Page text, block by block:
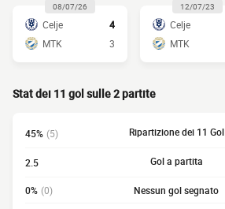
08/07/26
Celje
4
MTK
3
12/07/23
Celje
MTK
Stat dei 11 gol sulle 2 partite
45% (5) Ripartizione dei 11 Gol
2.5 Gol a partita
0% (0) Nessun gol segnato